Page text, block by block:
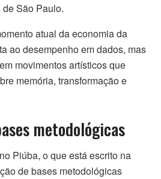
São Paulo.
atual da economia da
ao desempenho em dados, mas
movimentos artísticos que
memória, transformação e
metodológicas
Piúba, o que está escrito na
de bases metodológicas